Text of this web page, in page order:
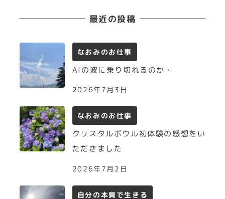
最近の投稿
なおみのお仕事
AIの波に乗り切れるのか…
2026年7月3日
なおみのお仕事
クリスタルボウル初体験の感想をい
ただきました
2026年7月2日
自分の本質で生きる